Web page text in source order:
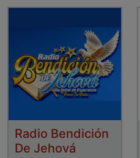
Radio Bendición
De Jehová